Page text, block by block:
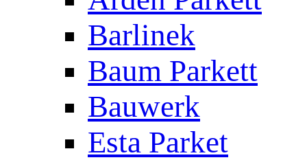
Barlinek
Baum Parkett
Bauwerk
Esta Parket